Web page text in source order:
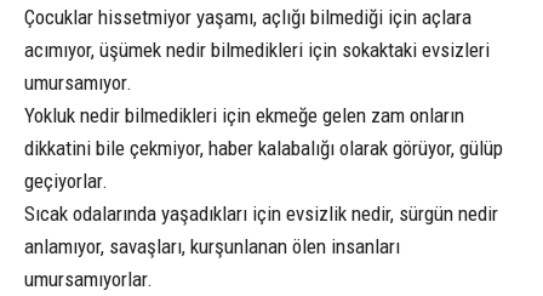
Çocuklar hissetmiyor yaşamı, açlığı bilmediği için açlara
acımıyor, üşümek nedir bilmedikleri için sokaktaki evsizleri
umursamıyor.
Yokluk nedir bilmedikleri için ekmeğe gelen zam onların
dikkatini bile çekmiyor, haber kalabalığı olarak görüyor, gülüp
geçiyorlar.
Sıcak odalarında yaşadıkları için evsizlik nedir, sürgün nedir
anlamıyor, savaşları, kurşunlanan ölen insanları
umursamıyorlar.